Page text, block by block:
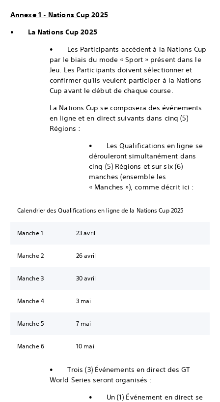
Annexe 1 - Nations Cup 2025
• La Nations Cup 2025
• Les Participants accèdent à la Nations Cup
par le biais du mode « Sport » présent dans le
Jeu. Les Participants doivent sélectionner et
confirmer qu'ils veulent participer à la Nations
Cup avant le début de chaque course.
La Nations Cup se composera des événements
en ligne et en direct suivants dans cinq (5)
Régions :
• Les Qualifications en ligne se
dérouleront simultanément dans
cinq (5) Régions et sur six (6)
manches (ensemble les
« Manches »), comme décrit ici :
Calendrier des Qualifications en ligne de la Nations Cup 2025
Manche 1 23 avril
Manche 2 26 avril
Manche 3 30 avril
Manche 4 3 mai
Manche 5 7 mai
Manche 6 10 mai
• Trois (3) Événements en direct des GT
World Series seront organisés :
• Un (1) Événement en direct se